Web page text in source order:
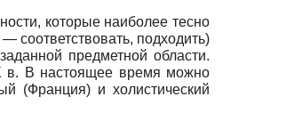
которые наиболее тесно
— соответствовать, подходить)
предметной области.
в. В настоящее время можно
(Франция) и холистический